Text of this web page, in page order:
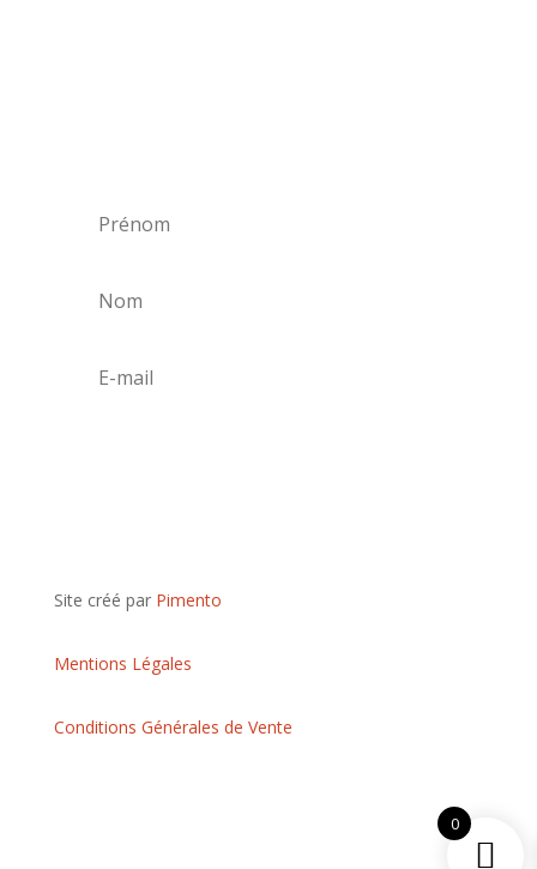
Site créé par Pimento
Mentions Légales
Conditions Générales de Vente
0